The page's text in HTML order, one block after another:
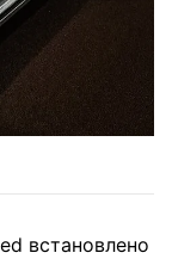
встановлено